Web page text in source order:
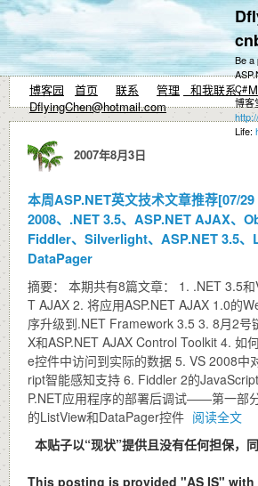
Be a
C#
博客
Life:
博客园 首页 联系 管理
和我联系，
DflyingChen@hotmail.com
2007年8月3日
本周ASP.NET英文技术文章推荐[07/
2008、.NET 3.5、ASP.NET AJAX、
Fiddler、Silverlight、ASP.NET 3.5、
DataPager
摘要： 本期共有8篇文章： 1. .NET 3.5
T AJAX 2. 将应用ASP.NET AJAX 1.0的
序升级到.NET Framework 3.5 3. 8月2号
X和ASP.NET AJAX Control Toolkit 4. 如
e控件中访问到实际的数据 5. VS 2008中
ript智能感知支持 6. Fiddler 2的
P.NET应用程序的部署后调试——第一部
的ListView和DataPager控件 阅读全文
本贴子以“现状”提供且没有任何担保，
This posting is provided "AS IS" with